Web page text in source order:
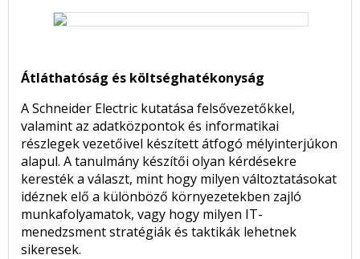
Átláthatóság és költséghatékonyság
A Schneider Electric kutatása felsővezetőkkel,
valamint az adatközpontok és informatikai
részlegek vezetőivel készített átfogó mélyinterjúkon
alapul. A tanulmány készítői olyan kérdésekre
keresték a választ, mint hogy milyen változtatásokat
idéznek elő a különböző környezetekben zajló
munkafolyamatok, vagy hogy milyen IT-
menedzsment stratégiák és taktikák lehetnek
sikeresek.